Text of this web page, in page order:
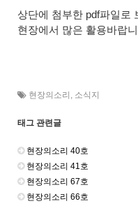
상단에 첨부한 pdf파일로
현장에서 많은 활용바랍
현장의소리 소식지
태그 관련글
현장의소리 40호
현장의소리 41호
현장의소리 67호
현장의소리 66호